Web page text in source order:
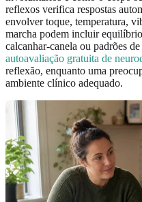
reflexos verifica respostas
envolver toque, temperatura,
marcha podem incluir
calcanhar-canela ou padrões
autoavaliação gratuita de
reflexão, enquanto uma
ambiente clínico adequado.